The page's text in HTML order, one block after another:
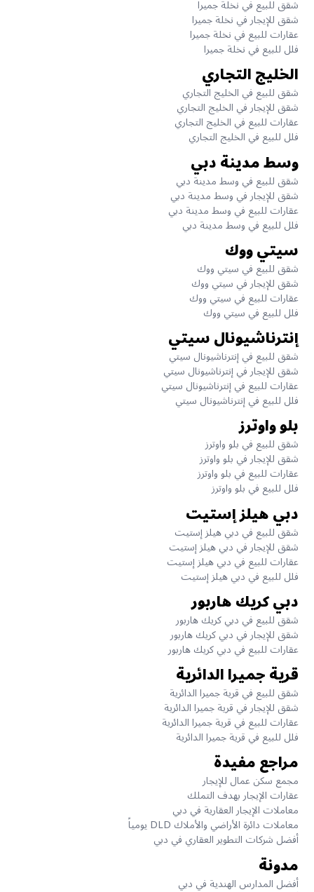
شقق للبيع في نخلة جميرا
شقق للإيجار في نخلة جميرا
عقارات للبيع في نخلة جميرا
فلل للبيع في نخلة جميرا
الخليج التجاري
شقق للبيع في الخليج التجاري
شقق للإيجار في الخليج التجاري
عقارات للبيع في الخليج التجاري
فلل للبيع في الخليج التجاري
وسط مدينة دبي
شقق للبيع في وسط مدينة دبي
شقق للإيجار في وسط مدينة دبي
عقارات للبيع في وسط مدينة دبي
فلل للبيع في وسط مدينة دبي
سيتي ووك
شقق للبيع في سيتي ووك
شقق للإيجار في سيتي ووك
عقارات للبيع في سيتي ووك
فلل للبيع في سيتي ووك
إنترناشيونال سيتي
شقق للبيع في إنترناشيونال سيتي
شقق للإيجار في إنترناشيونال سيتي
عقارات للبيع في إنترناشيونال سيتي
فلل للبيع في إنترناشيونال سيتي
بلو واوترز
شقق للبيع في بلو واوترز
شقق للإيجار في بلو واوترز
عقارات للبيع في بلو واوترز
فلل للبيع في بلو واوترز
دبي هيلز إستيت
شقق للبيع في دبي هيلز إستيت
شقق للإيجار في دبي هيلز إستيت
عقارات للبيع في دبي هيلز إستيت
فلل للبيع في دبي هيلز إستيت
دبي كريك هاربور
شقق للبيع في دبي كريك هاربور
شقق للإيجار في دبي كريك هاربور
عقارات للبيع في دبي كريك هاربور
قرية جميرا الدائرية
شقق للبيع في قرية جميرا الدائرية
شقق للإيجار في قرية جميرا الدائرية
عقارات للبيع في قرية جميرا الدائرية
فلل للبيع في قرية جميرا الدائرية
مراجع مفيدة
مجمع سكن عمال للإيجار
عقارات الإيجار بهدف التملك
معاملات الإيجار العقارية في دبي
معاملات دائرة الأراضي والأملاك DLD يومياً
أفضل شركات التطوير العقاري في دبي
مدونة
أفضل المدارس الهندية في دبي